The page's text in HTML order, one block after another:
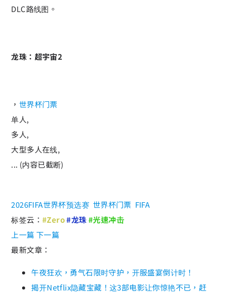
DLC路线图。
龙珠：超宇宙2
， 世界杯门票
单人,
多人,
大型多人在线,
... (内容已截断)
2026FIFA世界杯预选赛 世界杯门票 FIFA
标签云： #Zero#龙珠#光速冲击
上一篇下一篇
最新文章：
午夜狂欢，勇气石限时守护，开服盛宴倒计时！
揭开Netflix隐藏宝藏！这3部电影让你惊艳不已，赶